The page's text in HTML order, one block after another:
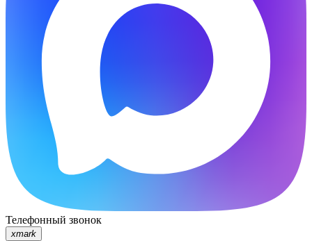
Телефонный звонок
xmark